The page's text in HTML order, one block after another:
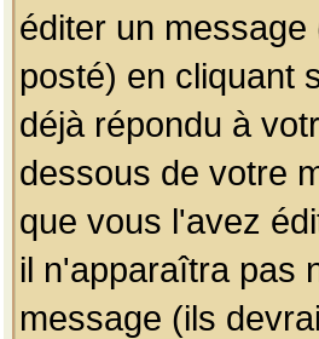
éditer un
posté) en cliquant
déjà répondu à
dessous de votre
que vous l'avez
il n'apparaîtra pas
message (ils